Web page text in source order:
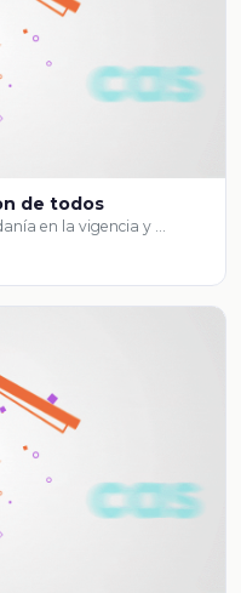
de todos
en la vigencia y …